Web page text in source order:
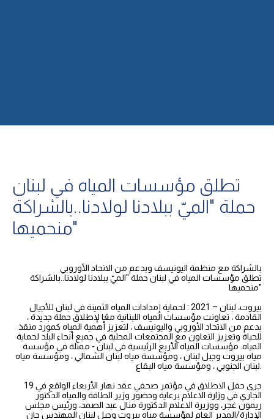
تطلق مؤسسات المياه في لبنان
حملة "الميّ ببلادنا لولادنا..بالشراكة
منحميها"
بالشراكة مع منظمة اليونيسف وبدعم من الاتحاد الأوروبي
تطلق مؤسسات المياه في لبنان حملة "الميّ ببلادنا لولادنا..بالشراكة
منحميها"
بيروت، لبنان – 2021 : لحماية إمدادات المياه الثمينة في لبنان للأجيال
القادمة ، تعاونت مؤسسات المياه اللبنانية معًا لإطلاق حملة جديدة ،
بدعم من الاتحاد الأوروبي واليونيسف ، لتعزيز أهمية المياه كمورد منقذ
للحياة وتعزيز التعاون مع المجتمعات المحلية في جميع أنحاء البلد لحماية
المياه. مؤسسات المياه الأربع الرئيسية في لبنان - ممثلة في مؤسسة
مياه بيروت وجبل لبنان ، ومؤسسة مياه لبنان الشمالي ، ومؤسسة مياه
جرى حفل الاطلاق في مؤتمر صحفي عقد نهار الأربعاء الواقع في 19
الجاري في وزارة الاعلام برعاية وحضور وزير الطاقة والمياه الدكتور
ريمون غجر، ووزيرة الاعلام الدكتورة منال عبد الصمد، ورئيس مجلس
الإدارة/المدير العام لمؤسسة مياه بيروت وجبل لبنان المهندس جان